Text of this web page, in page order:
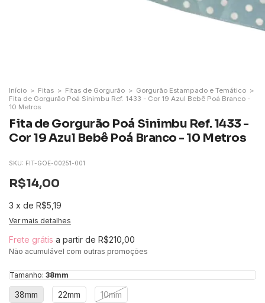
Início > Fitas > Fitas de Gorgurão > Gorgurão Estampado e Temático >
Fita de Gorgurão Poá Sinimbu Ref. 1433 - Cor 19 Azul Bebê Poá Branco -
10 Metros
Fita de Gorgurão Poá Sinimbu Ref. 1433 -
Cor 19 Azul Bebê Poá Branco - 10 Metros
SKU: FIT-GOE-00251-001
R$14,00
3 x de R$5,19
Ver mais detalhes
Frete grátis a partir de R$210,00
Não acumulável com outras promoções
Tamanho: 38mm
38mm 22mm 10mm